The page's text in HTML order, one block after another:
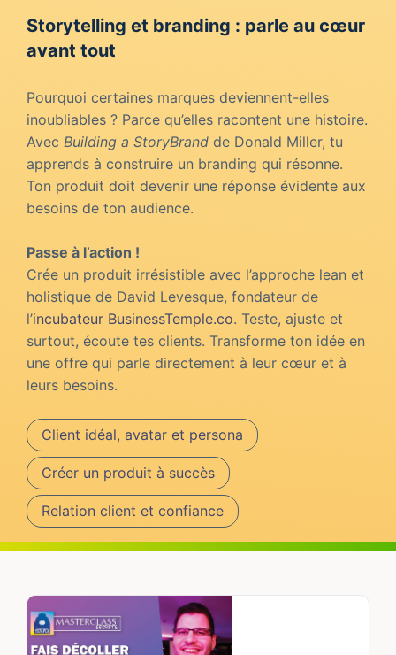
Storytelling et branding : parle au cœur
avant tout
Pourquoi certaines marques deviennent-elles
inoubliables ? Parce qu’elles racontent une histoire.
Avec Building a StoryBrand de Donald Miller, tu
apprends à construire un branding qui résonne.
Ton produit doit devenir une réponse évidente aux
besoins de ton audience.
Passe à l’action !
Crée un produit irrésistible avec l’approche lean et
holistique de David Levesque, fondateur de
l’incubateur BusinessTemple.co. Teste, ajuste et
surtout, écoute tes clients. Transforme ton idée en
une offre qui parle directement à leur cœur et à
leurs besoins.
Client idéal, avatar et persona
Créer un produit à succès
Relation client et confiance